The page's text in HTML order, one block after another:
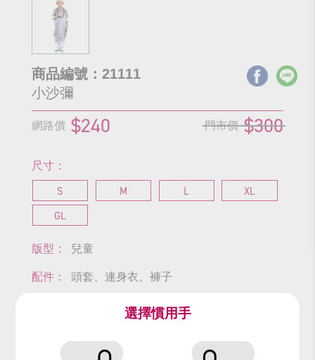
商品編號：21111
小沙彌
網路價 $240 門市價 $300
尺寸：
S M L
XL
GL
版型： 兒童
配件： 頭套、連身衣、褲子
查看商品尺寸
選擇慣用手